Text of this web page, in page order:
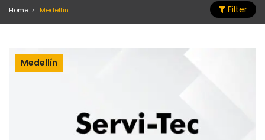
Home Medellín Filter
Medellín